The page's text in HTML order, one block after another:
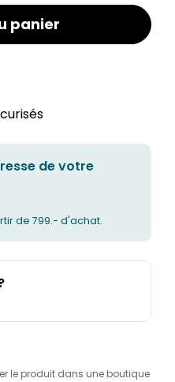
CELIA
CELIA
panier
de votre
de 799.- d'achat.
le produit dans une boutique